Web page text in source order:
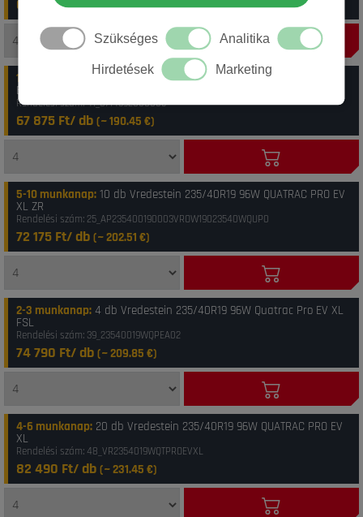
67 150 Ft/ db (~188.41€)
1-4 munkanap 20 db Vredestein 235/40R19 96W XL QUATRAC PRO
EV
Rendelési szám: 41_8714692808005
67 875 Ft/ db (~190.45 €)
5-10 munkanap: 10 db Vredestein 235/40R19 96W QUATRAC PRO EV
XL ZR
Rendelési szám: 25_AP235400190003VROW19023540WQUP0
72 175 Ft/ db (~202.51 €)
2-3 munkanap: 4 db Vredestein 235/40R19 96W Quatrac Pro EV XL
FSL
Rendelési szám: 39_23540019WQPEA02
74 790 Ft/ db (~209.85 €)
4-6 munkanap: 20 db Vredestein 235/40R19 96W QUATRAC PRO EV
XL
Rendelési szám: 48_VR2354019WQTPROEVXL
82 490 Ft/ db (~231.45 €)
Szükséges Analitika
Hirdetések Marketing